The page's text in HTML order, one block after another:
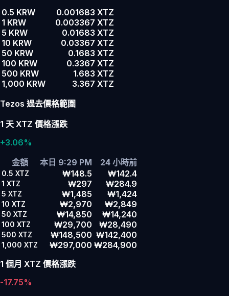
0.5 KRW
0.001683 XTZ
1 KRW
0.003367 XTZ
5 KRW
0.01683 XTZ
10 KRW
0.03367 XTZ
50 KRW
0.1683 XTZ
100 KRW
0.3367 XTZ
500 KRW
1.683 XTZ
1,000 KRW
3.367 XTZ
Tezos 過去價格範圍
1 天 XTZ 價格漲跌
+3.06%
金額
本日 9:29 PM 24 小時前
0.5 XTZ ₩148.5 ₩142.4
1 XTZ ₩297 ₩284.9
5 XTZ ₩1,485 ₩1,424
10 XTZ ₩2,970 ₩2,849
50 XTZ ₩14,850 ₩14,240
100 XTZ ₩29,700 ₩28,490
500 XTZ ₩148,500 ₩142,400
1,000 XTZ ₩297,000 ₩284,900
1 個月 XTZ 價格漲跌
-17.75%